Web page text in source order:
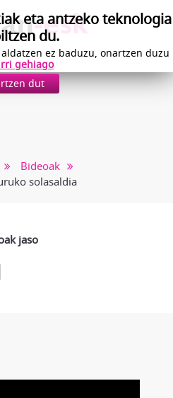
Bideoak
solasaldia
jaso
eta antzeko teknologia
du.
ez baduzu, onartzen duzu
gehiago
dut